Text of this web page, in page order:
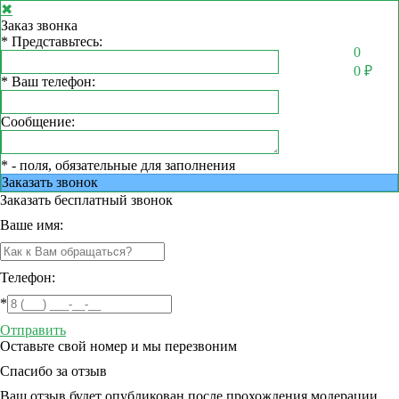
✖
Заказ звонка
* Представьтесь:
* Ваш телефон:
Сообщение:
* - поля, обязательные для заполнения
Заказать звонок
Заказать бесплатный звонок
Ваше имя:
Телефон:
*
Отправить
Оставьте свой номер и мы перезвоним
Спасибо за отзыв
Ваш отзыв будет опубликован после прохождения модерации
0
0 ₽